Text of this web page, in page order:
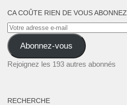
CA COÛTE RIEN DE VOUS
Votre
adresse
e-
mail
Abonnez-vous
Rejoignez les 193 autres abonnés
RECHERCHE